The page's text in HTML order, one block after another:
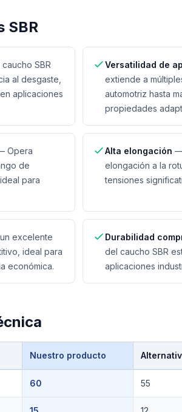
SBR
caucho SBR
al desgaste,
aplicaciones
Versatilidad de
extiende a
automotriz hasta
propiedades
Opera
de
para
Alta elongación
elongación a la
tensiones
excelente
ideal para
económica.
Durabilidad
del caucho SBR
aplicaciones
Nuestro producto
60 55